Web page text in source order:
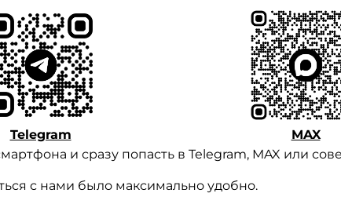
Telegram MAX
и сразу попасть в Telegram, MAX или
с нами было максимально удобно.